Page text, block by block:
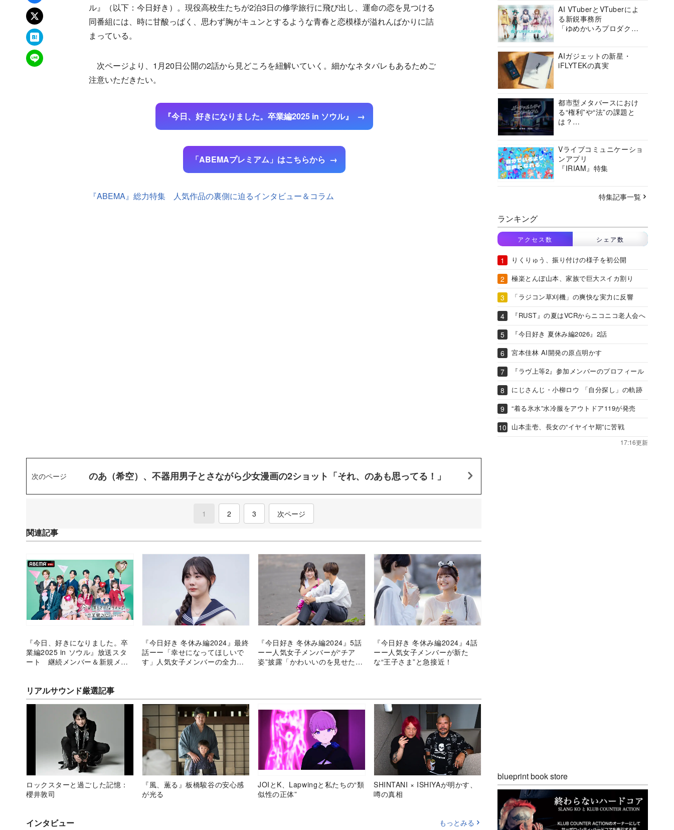
xでポスト
はてなブックマーク
LINEで送る
ル』（以下：今日好き）。現役高校生たちが2泊3日の修学旅行に飛び出し、運命の恋を見つける
同番組には、時に甘酸っぱく、思わず胸がキュンとするような青春と恋模様が溢れんばかりに詰
まっている。
次ページより、1月20日公開の2話から見どころを紐解いていく。細かなネタバレもあるためご
注意いただきたい。
『今日、好きになりました。卒業編2025 in ソウル』
「ABEMAプレミアム」はこちらから
『ABEMA』総力特集 人気作品の裏側に迫るインタビュー＆コラム
次のページ のあ（希空）、不器用男子とさながら少女漫画の2ショット「それ、のあも思ってる！」
1 (current)
2 3 次ページ
関連記事
『今日、好きになりました。卒
業編2025 in ソウル』放送スタ
ート 継続メンバー＆新規メン
『今日好き 冬休み編2024』最終
話ーー「幸せになってほしいで
す」人気女子メンバーの全力の
『今日好き 冬休み編2024』5話
ーー人気女子メンバーが“チア
姿”披露「かわいいのを見せたく
『今日好き 冬休み編2024』4話
ーー人気女子メンバーが新た
な“王子さま”と急接近！
リアルサウンド厳選記事
ロックスターと過ごした記憶：
櫻井敦司
『風、薫る』板橋駿谷の安心感
が光る
JOIとK、Lapwingと私たちの“類
似性の正体”
SHINTANI × ISHIYAが明かす、
噂の真相
インタビュー もっとみる
AI VTuberとVTuberによ
る新鋭事務所
「ゆめかいろプロダクシ
AIガジェットの新星・
iFLYTEKの真実
都市型メタバースにおけ
る“権利”や“法”の課題と
は？
ーシアムの挑戦に迫る
Vライブコミュニケーショ
ンアプリ
『IRIAM』特集
特集記事一覧
ランキング
アクセス数 シェア数
りくりゅう、振り付けの様子を初公開
極楽とんぼ山本、家族で巨大スイカ割り
「ラジコン草刈機」の爽快な実力に反響
『RUST』の夏はVCRからニコニコ老人会へ
『今日好き 夏休み編2026』2話
宮本佳林 AI開発の原点明かす
『ラヴ上等2』参加メンバーのプロフィール
にじさんじ・小柳ロウ 「自分探し」の軌跡
“着る氷水”水冷服をアウトドア119が発売
山本圭壱、長女の“イヤイヤ期”に苦戦
17:16更新
blueprint book store